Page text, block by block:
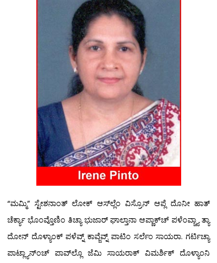
“ಮಮ್ಮಿ” ಸ್ಟೇಶನಾಂತ್ ಲೋಕ್ ಆಸ್‍ಲ್ಲೆಂ ವಿಸ್ರೊನ್ ಆಪ್ಲೆ ದೊನೀ ಹಾತ್
ಚೆರ್ಕ್ಯಾ ಭೊಂವ್ತೊಣಿಂ ತಿಚ್ಯಾ ಭುಜಾರ್ ಘಾಲ್ತಾನಾ ಆಪ್ಣಾಕ್‍ಚ್ ಪಳೆಂವ್ಚ್ಯಾ ತ್ಯಾ
ದೋನ್ ದೊಳ್ಯಾಂಕ್ ಪಳೆವ್ನ್ ಕಾವ್ಜೆವ್ನ್ ಪಾಟಿಂ ಸರ್ಲೆಂ ಸಾಯರಾ. ಗರ್ಟಿಚ್ಯಾ
ಪಾಟ್ಲ್ಯಾನ್‍ಂಚ್ ಪಾವ್‍ಲ್ಲೊ ಜೆಮಿ ಸಾಯರಾಕ್ ವಿಮರ್ಶಿಕ್ ದೊಳ್ಯಾಂನಿ